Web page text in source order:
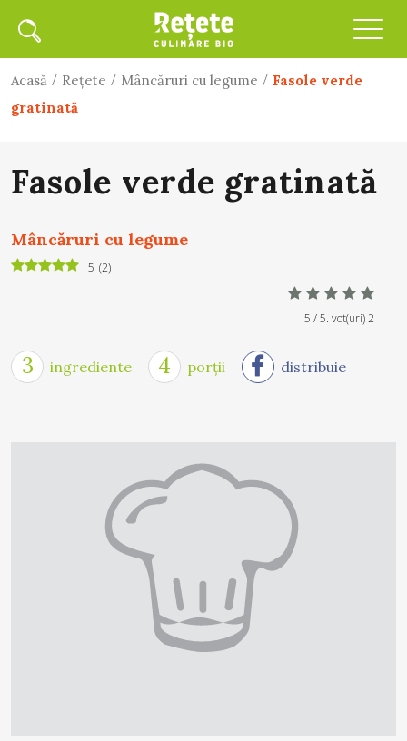
Acasă / Rețete / Mâncăruri cu legume / Fasole verde
gratinată
Fasole verde gratinată
Mâncăruri cu legume
5 (2)
5 / 5. vot(uri)2
3 ingrediente 4 porții distribuie